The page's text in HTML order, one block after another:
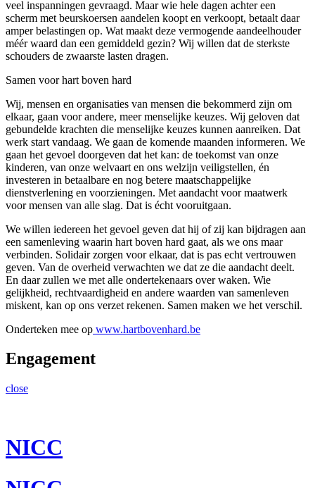
veel inspanningen gevraagd. Maar wie hele dagen achter een
scherm met beurskoersen aandelen koopt en verkoopt, betaalt daar
amper belastingen op. Wat maakt deze vermogende aandeelhouder
méér waard dan een gemiddeld gezin? Wij willen dat de sterkste
schouders de zwaarste lasten dragen.
Samen voor hart boven hard
Wij, mensen en organisaties van mensen die bekommerd zijn om
elkaar, gaan voor andere, meer menselijke keuzes. Wij geloven dat
gebundelde krachten die menselijke keuzes kunnen aanreiken. Dat
werk start vandaag. We gaan de komende maanden informeren. We
gaan het gevoel doorgeven dat het kan: de toekomst van onze
kinderen, van onze welvaart en ons welzijn veiligstellen, én
investeren in betaalbare en nog betere maatschappelijke
dienstverlening en voorzieningen. Met aandacht voor maatwerk
voor mensen van alle slag. Dat is écht vooruitgaan.
We willen iedereen het gevoel geven dat hij of zij kan bijdragen aan
een samenleving waarin hart boven hard gaat, als we ons maar
verbinden. Solidair zorgen voor elkaar, dat is pas echt vertrouwen
geven. Van de overheid verwachten we dat ze die aandacht deelt.
En daar zullen we met alle ondertekenaars over waken. Wie
gelijkheid, rechtvaardigheid en andere waarden van samenleven
miskent, kan op ons verzet rekenen. Samen maken we het verschil.
Onderteken mee op www.hartbovenhard.be
Engagement
close
NICC